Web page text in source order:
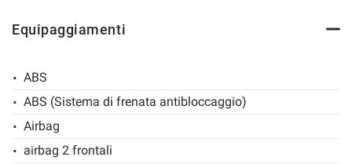
documentazione contrattuale e spedizione della vettura in
Possibilità di estensione di garanzia fino a 36 mesi.
Equipaggiamenti
ABS
ABS (Sistema di frenata antibloccaggio)
Airbag
airbag 2 frontali
Cookie analitici
Leggi
la
cookie
policy